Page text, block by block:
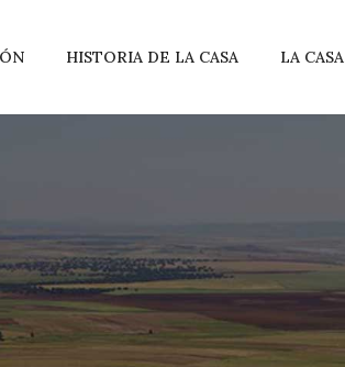
HISTORIA DE LA CASA LA CASA